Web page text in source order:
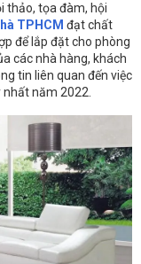
thảo, tọa đàm, hội
TPHCM đạt chất
để lắp đặt cho phòng
các nhà hàng, khách
tin liên quan đến việc
năm 2022.